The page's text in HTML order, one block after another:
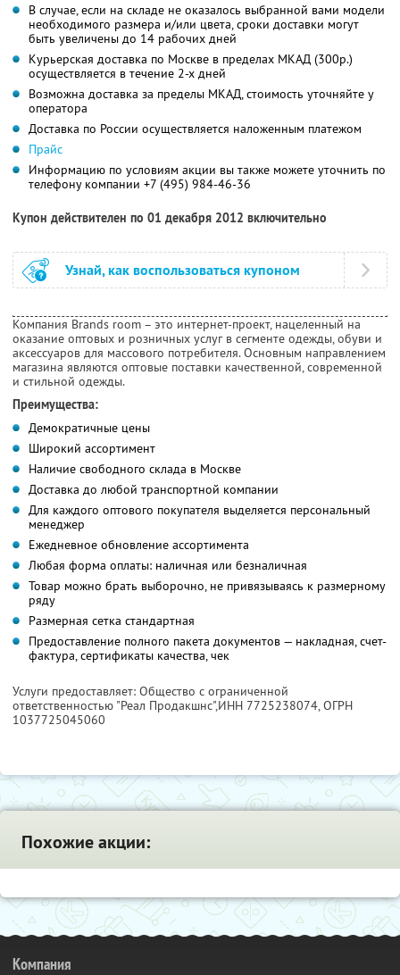
В случае, если на складе не оказалось выбранной вами модели
необходимого размера и/или цвета, сроки доставки могут
быть увеличены до 14 рабочих дней
Курьерская доставка по Москве в пределах МКАД (300р.)
осуществляется в течение 2-х дней
Возможна доставка за пределы МКАД, стоимость уточняйте у
оператора
Доставка по России осуществляется наложенным платежом
Прайс
Информацию по условиям акции вы также можете уточнить по
телефону компании +7 (495) 984-46-36
Купон действителен по 01 декабря 2012 включительно
Узнай, как воспользоваться купоном
Компания Brands room – это интернет-проект, нацеленный на
оказание оптовых и розничных услуг в сегменте одежды, обуви и
аксессуаров для массового потребителя. Основным направлением
магазина являются оптовые поставки качественной, современной
и стильной одежды.
Преимущества:
Демократичные цены
Широкий ассортимент
Наличие свободного склада в Москве
Доставка до любой транспортной компании
Для каждого оптового покупателя выделяется персональный
менеджер
Ежедневное обновление ассортимента
Любая форма оплаты: наличная или безналичная
Товар можно брать выборочно, не привязываясь к размерному
ряду
Размерная сетка стандартная
Предоставление полного пакета документов — накладная, счет-
фактура, сертификаты качества, чек
Услуги предоставляет: Общество с ограниченной
ответственностью "Реал Продакшнс",ИНН 7725238074, ОГРН
1037725045060
Похожие акции:
Компания